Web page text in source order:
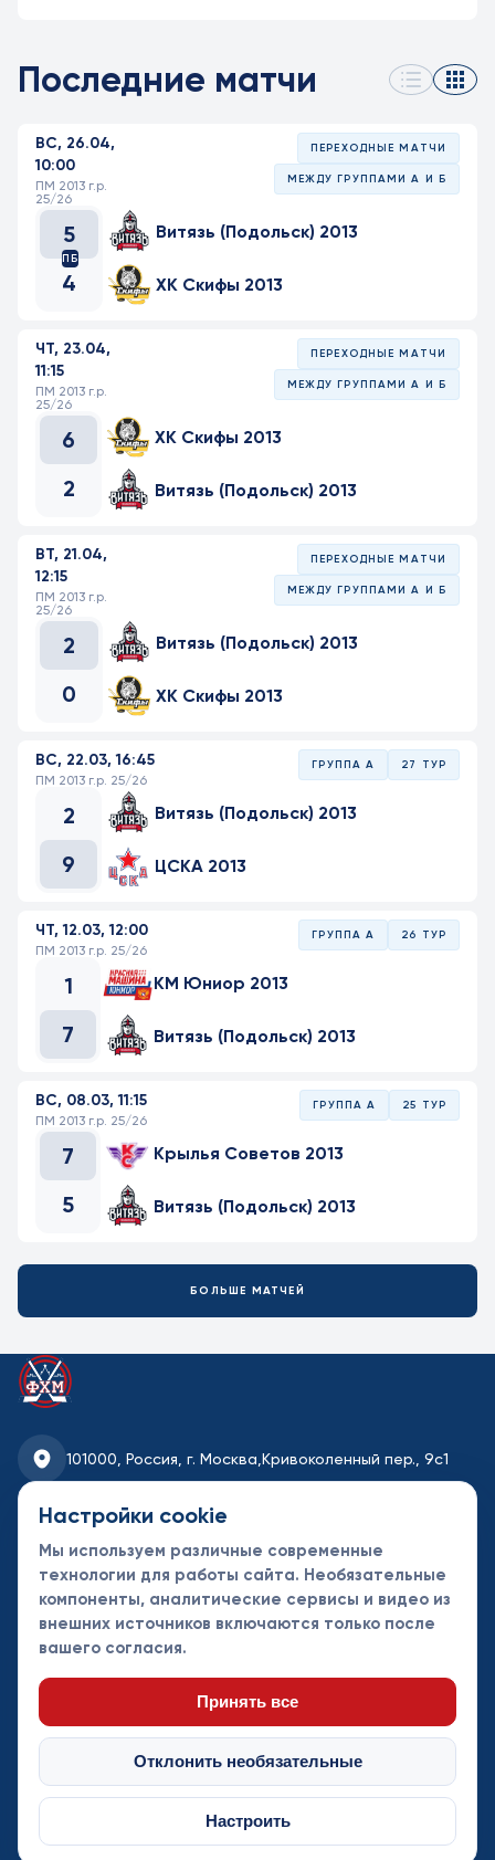
Последние матчи
ВС, 26.04,
10:00
ПМ 2013 г.р.
25/26
ПЕРЕХОДНЫЕ МАТЧИ
МЕЖДУ ГРУППАМИ А И Б
5
ПБ
4
Витязь (Подольск) 2013
ХК Скифы 2013
ЧТ, 23.04,
11:15
ПМ 2013 г.р.
25/26
ПЕРЕХОДНЫЕ МАТЧИ
МЕЖДУ ГРУППАМИ А И Б
6
2
ХК Скифы 2013
Витязь (Подольск) 2013
ВТ, 21.04,
12:15
ПМ 2013 г.р.
25/26
ПЕРЕХОДНЫЕ МАТЧИ
МЕЖДУ ГРУППАМИ А И Б
2
0
Витязь (Подольск) 2013
ХК Скифы 2013
ВС, 22.03, 16:45
ПМ 2013 г.р. 25/26
ГРУППА А 27 ТУР
2
9
Витязь (Подольск) 2013
ЦСКА 2013
ЧТ, 12.03, 12:00
ПМ 2013 г.р. 25/26
ГРУППА А 26 ТУР
1
7
КМ Юниор 2013
Витязь (Подольск) 2013
ВС, 08.03, 11:15
ПМ 2013 г.р. 25/26
ГРУППА А 25 ТУР
7
5
Крылья Советов 2013
Витязь (Подольск) 2013
БОЛЬШЕ МАТЧЕЙ
101000, Россия, г. Москва, Кривоколенный пер., 9с1
fhmoscow@mail.ru
8-495-621-35-95
Новости
Турниры
Контакты
партнеры
© Федерация хоккея Москвы 2013 - 2026. Все права защищены
Настройки cookie
Мы используем различные современные
технологии для работы сайта. Необязательные
компоненты, аналитические сервисы и видео из
внешних источников включаются только после
вашего согласия.
Принять все
Отклонить необязательные
Настроить